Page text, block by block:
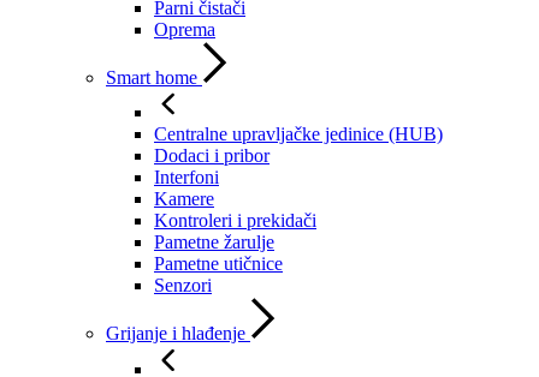
Parni čistači
Oprema
Smart home
Centralne upravljačke jedinice (HUB)
Dodaci i pribor
Interfoni
Kamere
Kontroleri i prekidači
Pametne žarulje
Pametne utičnice
Senzori
Grijanje i hlađenje